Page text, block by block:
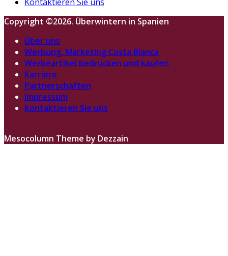
Copyright ©2026. Überwintern in Spanien
Über uns
Werbung, Marketing Costa Blanca
Werbeartikel bedrucken und kaufen
Karriere
Partnerschaften
Impressum
Kontaktieren Sie uns
Mesocolumn Theme by Dezzain